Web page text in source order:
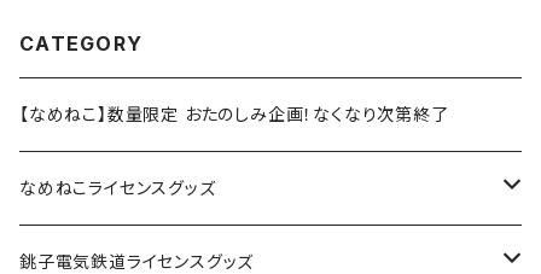
CATEGORY
【なめねこ】数量限定 おたのしみ企画！なくなり次第終了
なめねこライセンスグッズ
Tシャツ
銚子電気鉄道ライセンスグッズ